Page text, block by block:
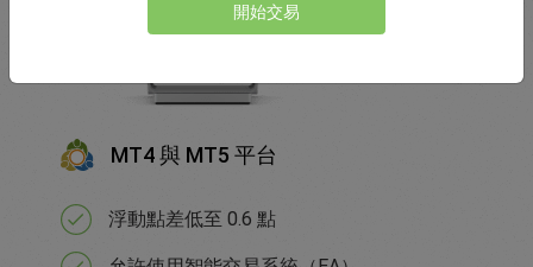
MT4 與 MT5 平台
浮動點差低至 0.6 點
開始交易